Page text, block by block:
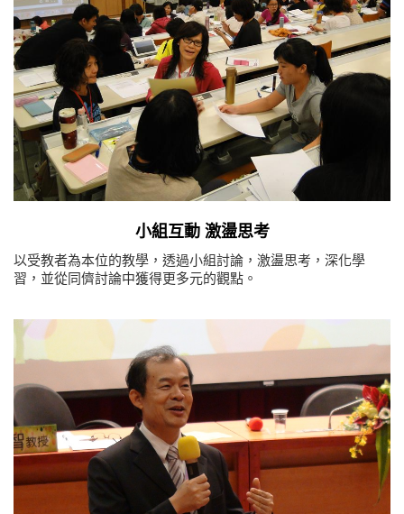
小組互動 激盪思考
以受教者為本位的教學，透過小組討論，激盪思考，深化學
習，並從同儕討論中獲得更多元的觀點。